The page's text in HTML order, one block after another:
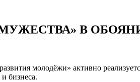
В
развития молодёжи» активно
и бизнеса.